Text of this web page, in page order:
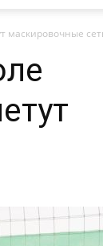
маскировочные